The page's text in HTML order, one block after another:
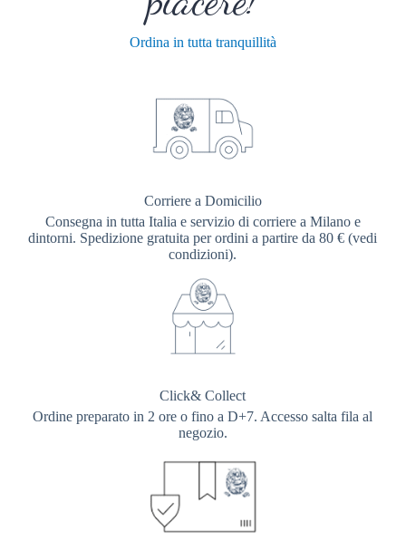
Ordina in tutta tranquillità
Corriere a Domicilio
Consegna in tutta Italia e servizio di corriere a Milano e
dintorni. Spedizione gratuita per ordini a partire da 80 € (vedi
condizioni).
Click& Collect
Ordine preparato in 2 ore o fino a D+7. Accesso salta fila al
negozio.